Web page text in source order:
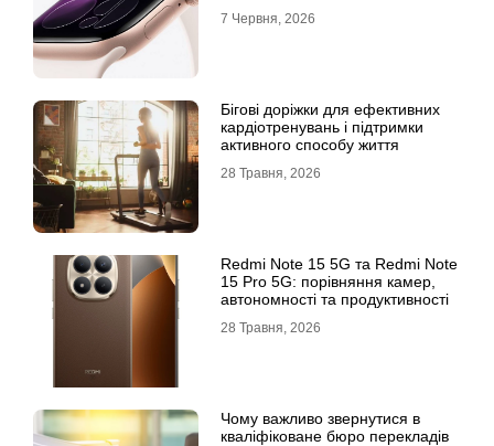
7 Червня, 2026
Бігові доріжки для ефективних
кардіотренувань і підтримки
активного способу життя
28 Травня, 2026
Redmi Note 15 5G та Redmi Note
15 Pro 5G: порівняння камер,
автономності та продуктивності
28 Травня, 2026
Чому важливо звернутися в
кваліфіковане бюро перекладів